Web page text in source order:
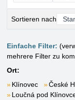
Sortieren nach
Einfache Filter:
mehrere Filter zu
Ort:
Klínovec
České
Loučná pod